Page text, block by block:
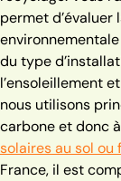
permet
du type
l’ensoleillement
nous utilisons
carbone et donc
solaires au sol ou
France, il est